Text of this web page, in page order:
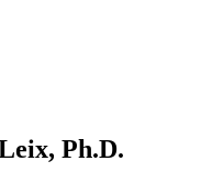
Ph.D.